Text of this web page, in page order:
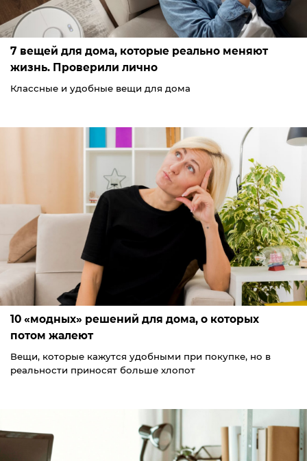
7 вещей для дома, которые реально меняют
жизнь. Проверили лично
Классные и удобные вещи для дома
10 «модных» решений для дома, о которых
потом жалеют
Вещи, которые кажутся удобными при покупке, но в
реальности приносят больше хлопот